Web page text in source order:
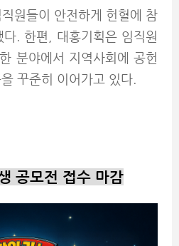
원들이 안전하게 헌혈에 참
다. 한편, 대홍기획은 임직원
분야에서 지역사회에 공헌
꾸준히 이어가고 있다.
공모전 접수 마감